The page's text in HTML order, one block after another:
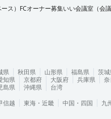
ス）FCオーナー募集いい会議室（会
県 秋田県 山形県 福島県 茨
知県 京都府 大阪府 兵庫県
島県 沖縄県
台湾
信越 東海・近畿 中国・四国 九